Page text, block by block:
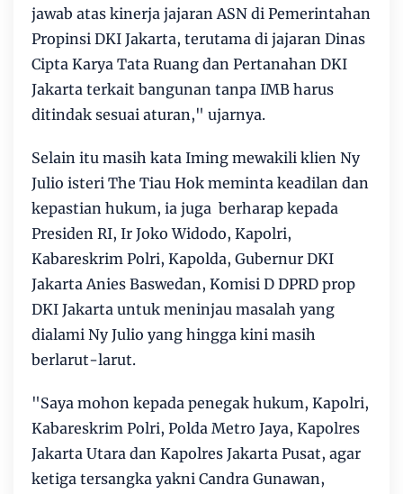
jawab atas kinerja jajaran ASN di Pemerintahan
Propinsi DKI Jakarta, terutama di jajaran Dinas
Cipta Karya Tata Ruang dan Pertanahan DKI
Jakarta terkait bangunan tanpa IMB harus
ditindak sesuai aturan," ujarnya.
Selain itu masih kata Iming mewakili klien Ny
Julio isteri The Tiau Hok meminta keadilan dan
kepastian hukum, ia juga berharap kepada
Presiden RI, Ir Joko Widodo, Kapolri,
Kabareskrim Polri, Kapolda, Gubernur DKI
Jakarta Anies Baswedan, Komisi D DPRD prop
DKI Jakarta untuk meninjau masalah yang
dialami Ny Julio yang hingga kini masih
berlarut-larut.
"Saya mohon kepada penegak hukum, Kapolri,
Kabareskrim Polri, Polda Metro Jaya, Kapolres
Jakarta Utara dan Kapolres Jakarta Pusat, agar
ketiga tersangka yakni Candra Gunawan,